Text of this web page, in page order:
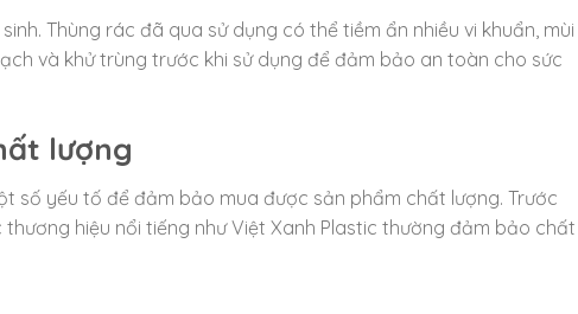
Thùng rác đã qua sử dụng có thể tiềm ẩn nhiều vi khuẩn, mùi
và khử trùng trước khi sử dụng để đảm bảo an toàn cho sức
lượng
số yếu tố để đảm bảo mua được sản phẩm chất lượng. Trước
hiệu nổi tiếng như Việt Xanh Plastic thường đảm bảo chất